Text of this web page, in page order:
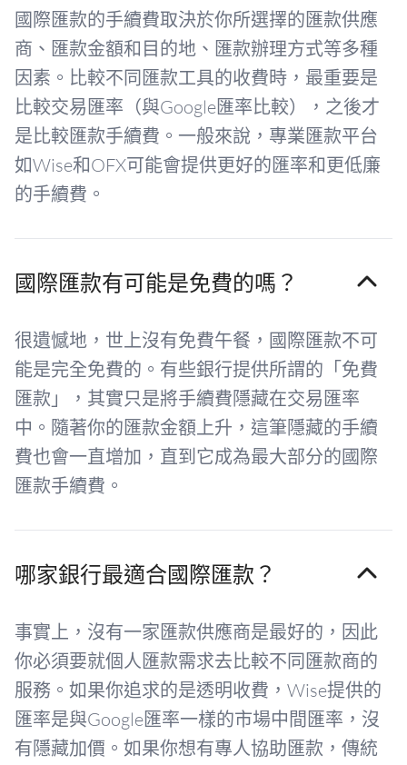
國際匯款的手續費取決於你所選擇的匯款供應
商、匯款金額和目的地、匯款辦理方式等多種
因素。比較不同匯款工具的收費時，最重要是
比較交易匯率（與Google匯率比較），之後才
是比較匯款手續費。一般來說，專業匯款平台
如Wise和OFX可能會提供更好的匯率和更低廉
的手續費。
國際匯款有可能是免費的嗎？
很遺憾地，世上沒有免費午餐，國際匯款不可
能是完全免費的。有些銀行提供所謂的「免費
匯款」，其實只是將手續費隱藏在交易匯率
中。隨著你的匯款金額上升，這筆隱藏的手續
費也會一直增加，直到它成為最大部分的國際
匯款手續費。
哪家銀行最適合國際匯款？
事實上，沒有一家匯款供應商是最好的，因此
你必須要就個人匯款需求去比較不同匯款商的
服務。如果你追求的是透明收費，Wise提供的
匯率是與Google匯率一樣的市場中間匯率，沒
有隱藏加價。如果你想有專人協助匯款，傳統